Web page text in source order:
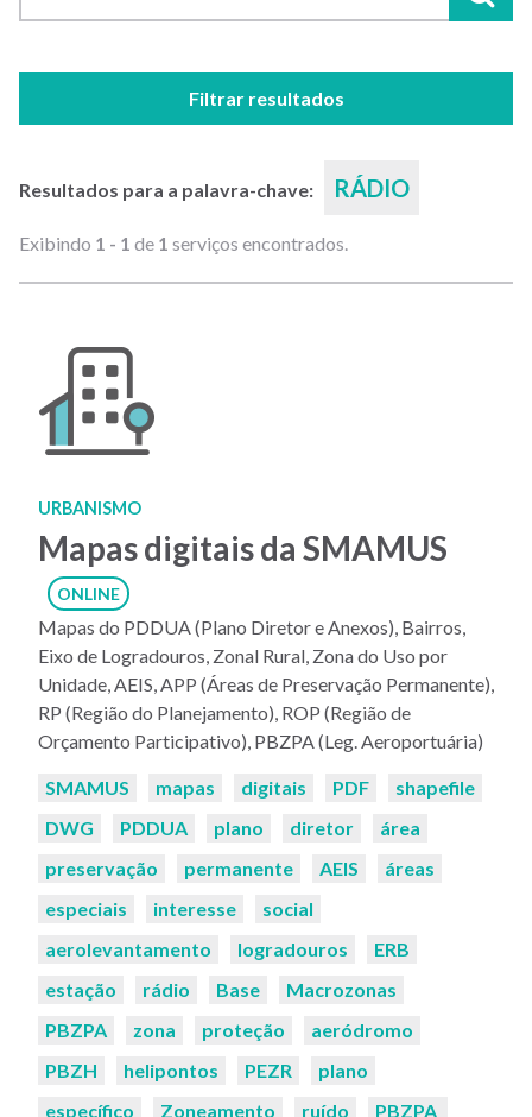
Filtrar resultados
Resultados para a palavra-chave: RÁDIO
Exibindo 1 - 1 de 1 serviços encontrados.
URBANISMO
Mapas digitais da SMAMUS
ONLINE
Mapas do PDDUA (Plano Diretor e Anexos), Bairros,
Eixo de Logradouros, Zonal Rural, Zona do Uso por
Unidade, AEIS, APP (Áreas de Preservação Permanente),
RP (Região do Planejamento), ROP (Região de
Orçamento Participativo), PBZPA (Leg. Aeroportuária)
Palavras-
SMAMUS mapas digitais PDF
shapefile
DWG
PDDUA plano diretor
área
preservação
permanente AEIS
áreas
especiais
interesse
social
aerolevantamento
logradouros
ERB
estação
rádio Base
Macrozonas
PBZPA
zona proteção
aeródromo
PBZH
helipontos PEZR
plano
específico
Zoneamento ruído
PBZPA